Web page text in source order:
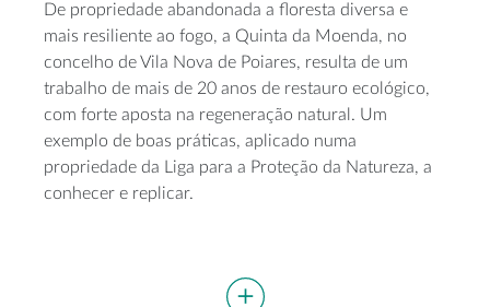
De propriedade abandonada a floresta diversa e
mais resiliente ao fogo, a Quinta da Moenda, no
concelho de Vila Nova de Poiares, resulta de um
trabalho de mais de 20 anos de restauro ecológico,
com forte aposta na regeneração natural. Um
exemplo de boas práticas, aplicado numa
propriedade da Liga para a Proteção da Natureza, a
conhecer e replicar.